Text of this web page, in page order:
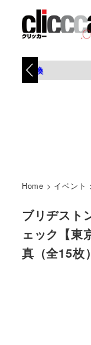
タイヤ交換
Home > イベント
ブリヂスト
ェック【東
真（全15枚）